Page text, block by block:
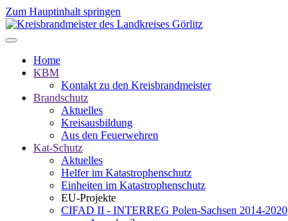
Zum Hauptinhalt springen
Home
KBM
Kontakt zu den Kreisbrandmeister
Brandschutz
Aktuelles
Kreisausbildung
Aus den Feuerwehren
Kat-Schutz
Aktuelles
Helfer im Katastrophenschutz
Einheiten im Katastrophenschutz
EU-Projekte
CIFAD II - INTERREG Polen-Sachsen 2014-2020